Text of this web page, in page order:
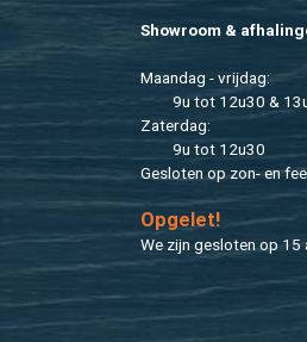
Show­room &
Maan­dag - vrij­dag:
9u tot 12u30 &
Za­ter­dag:
9u tot 12u30
Ge­slo­ten op zon- en
Op­ge­let!
We zijn ge­slo­ten op 15